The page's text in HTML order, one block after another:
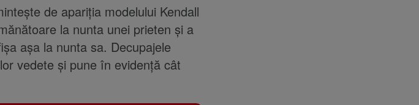
de apariția modelului Kendall
la nunta unei prieten și a
așa la nunta sa. Decupajele
vedete și pune în evidență cât